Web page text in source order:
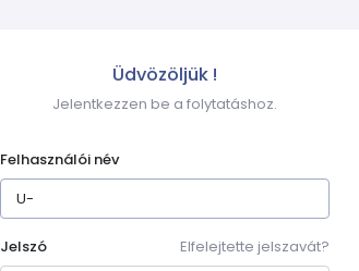
Üdvözöljük !
Jelentkezzen be a folytatáshoz.
Felhasználói név
Elfelejtette jelszavát?
Jelszó